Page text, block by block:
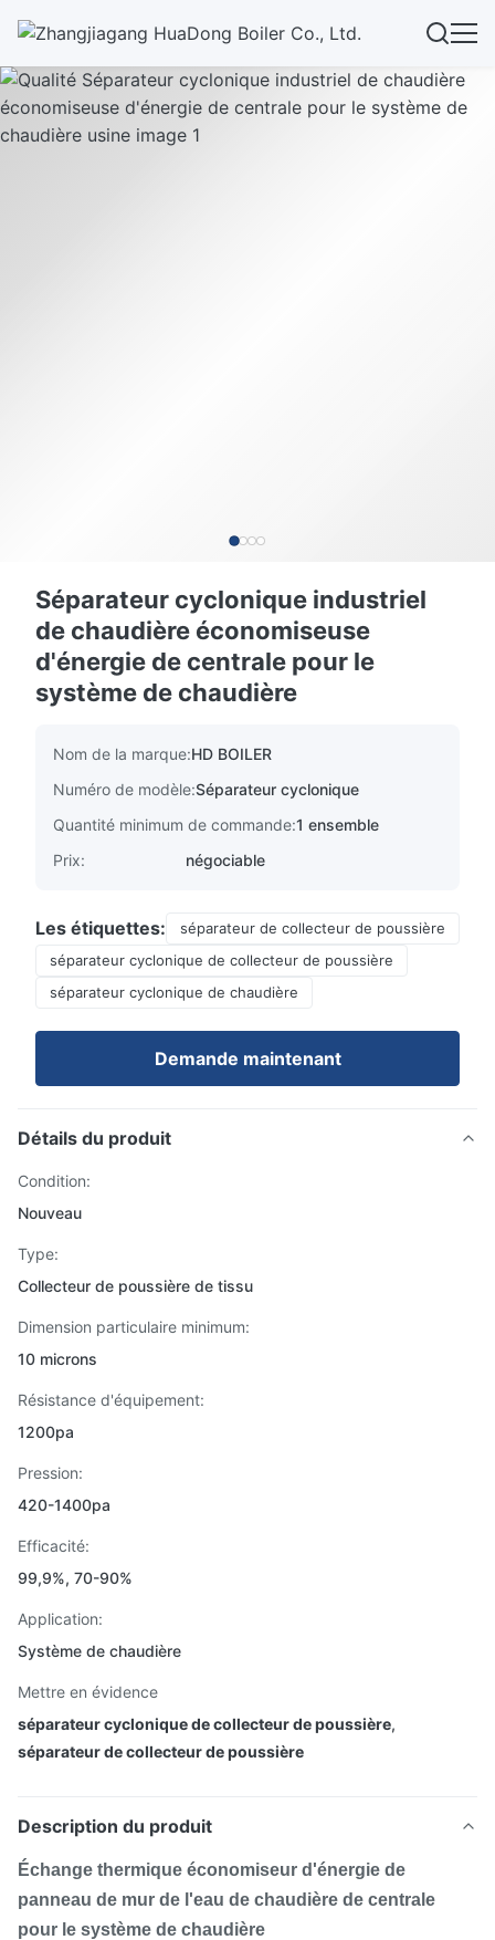
Séparateur cyclonique industriel
de chaudière économiseuse
d'énergie de centrale pour le
système de chaudière
Nom de la marque:HD BOILER
Numéro de modèle:Séparateur cyclonique
Quantité minimum de commande:1 ensemble
Prix:
négociable
Les étiquettes:
séparateur de collecteur de poussière
séparateur cyclonique de collecteur de poussière
séparateur cyclonique de chaudière
Demande maintenant
Détails du produit
Condition:
Nouveau
Type:
Collecteur de poussière de tissu
Dimension particulaire minimum:
10 microns
Résistance d'équipement:
1200pa
Pression:
420-1400pa
Efficacité:
99,9%, 70-90%
Application:
Système de chaudière
Mettre en évidence
séparateur cyclonique de collecteur de poussière,
séparateur de collecteur de poussière
Description du produit
Échange thermique économiseur d'énergie de
panneau de mur de l'eau de chaudière de centrale
pour le système de chaudière